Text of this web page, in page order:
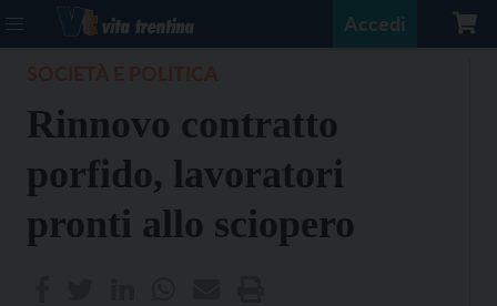
Accedi
Rinnovo contratto
porfido, lavoratori
pronti allo sciopero